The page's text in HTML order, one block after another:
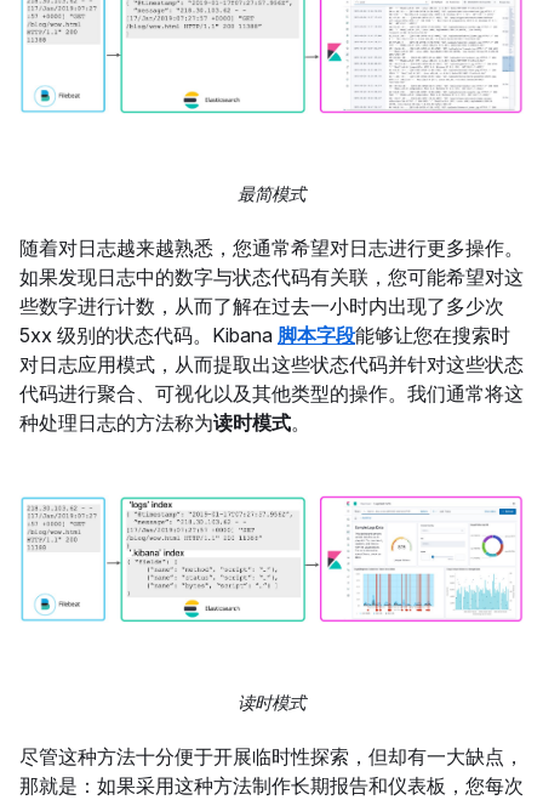
最简模式
随着对日志越来越熟悉，您通常希望对日志进行更多操作。
如果发现日志中的数字与状态代码有关联，您可能希望对这
些数字进行计数，从而了解在过去一小时内出现了多少次
5xx 级别的状态代码。Kibana 脚本字段能够让您在搜索时
对日志应用模式，从而提取出这些状态代码并针对这些状态
代码进行聚合、可视化以及其他类型的操作。我们通常将这
种处理日志的方法称为读时模式。
读时模式
尽管这种方法十分便于开展临时性探索，但却有一大缺点，
那就是：如果采用这种方法制作长期报告和仪表板，您每次